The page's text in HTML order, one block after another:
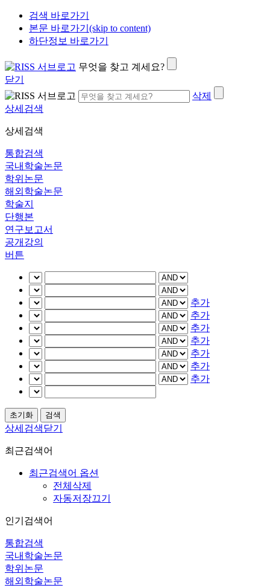
검색 바로가기
본문 바로가기(skip to content)
하단정보 바로가기
무엇을 찾고 계세요?
닫기
삭제
상세검색
상세검색
통합검색
국내학술논문
학위논문
해외학술논문
학술지
단행본
연구보고서
공개강의
버튼
추가
추가
추가
추가
추가
추가
추가
상세검색닫기
최근검색어
최근검색어 옵션
전체삭제
자동저장끄기
인기검색어
통합검색
국내학술논문
학위논문
해외학술논문